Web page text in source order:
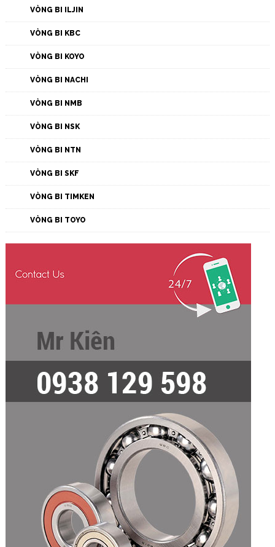
VÒNG BI ILJIN
VÒNG BI KBC
VÒNG BI KOYO
VÒNG BI NACHI
VÒNG BI NMB
VÒNG BI NSK
VÒNG BI NTN
VÒNG BI SKF
VÒNG BI TIMKEN
VÒNG BI TOYO